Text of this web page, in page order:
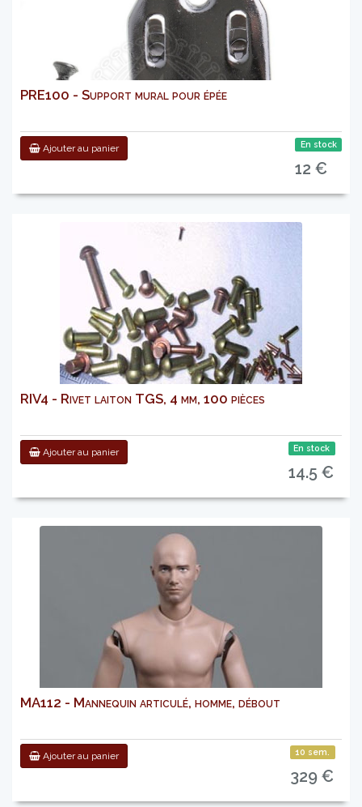
PRE100 - Support mural pour épée
Ajouter au panier En stock
12 €
RIV4 - Rivet laiton TGS, 4 mm, 100 pièces
Ajouter au panier En stock
14.5 €
MA112 - Mannequin articulé, homme, débout
Ajouter au panier 10 sem.
329 €